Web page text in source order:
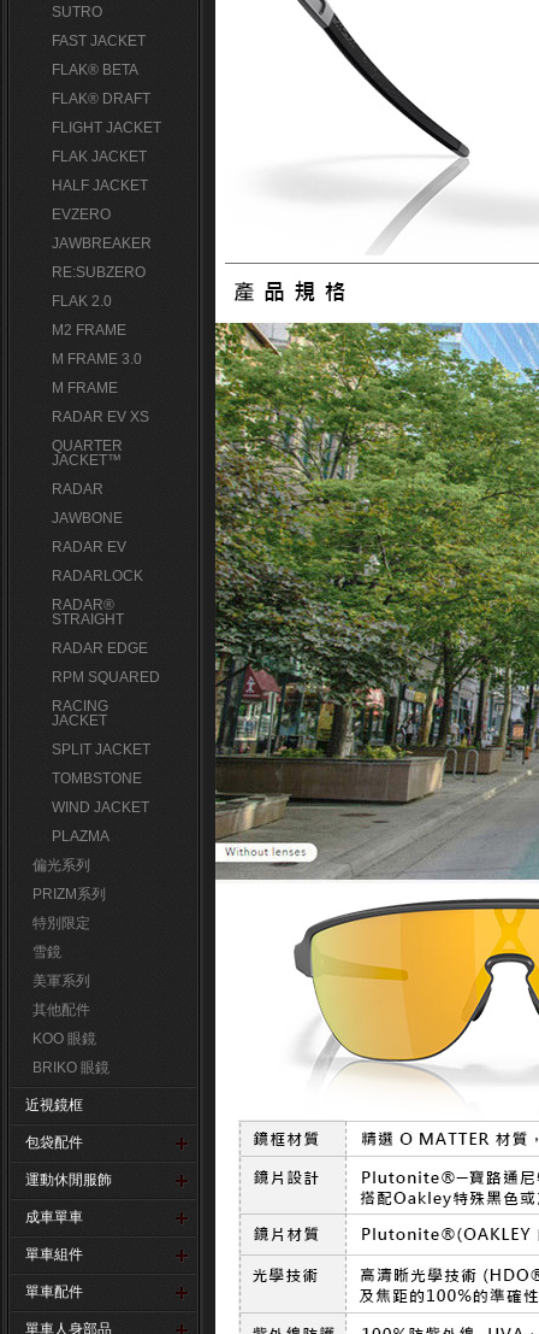
SUTRO
FAST JACKET
FLAK® BETA
FLAK® DRAFT
FLIGHT JACKET
FLAK JACKET
HALF JACKET
EVZERO
JAWBREAKER
RE:SUBZERO
FLAK 2.0
M2 FRAME
M FRAME 3.0
M FRAME
RADAR EV XS
QUARTER
JACKET™
RADAR
JAWBONE
RADAR EV
RADARLOCK
RADAR®
STRAIGHT
RADAR EDGE
RPM SQUARED
RACING
JACKET
SPLIT JACKET
TOMBSTONE
WIND JACKET
PLAZMA
偏光系列
PRIZM系列
特別限定
雪鏡
美軍系列
其他配件
KOO 眼鏡
BRIKO 眼鏡
近視鏡框
包袋配件
運動休閒服飾
成車單車
單車組件
單車配件
單車人身部品